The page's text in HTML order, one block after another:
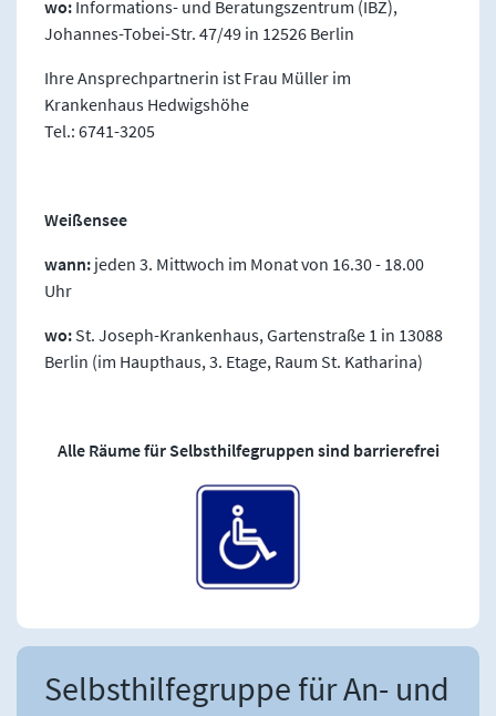
wo: Informations- und Beratungszentrum (IBZ),
Johannes-Tobei-Str. 47/49 in 12526 Berlin
Ihre Ansprechpartnerin ist Frau Müller im
Krankenhaus Hedwigshöhe
Tel.: 6741-3205
Weißensee
wann: jeden 3. Mittwoch im Monat von 16.30 - 18.00
Uhr
wo: St. Joseph-Krankenhaus, Gartenstraße 1 in 13088
Berlin (im Haupthaus, 3. Etage, Raum St. Katharina)
Alle Räume für Selbsthilfegruppen sind barrierefrei
Selbsthilfegruppe für An- und